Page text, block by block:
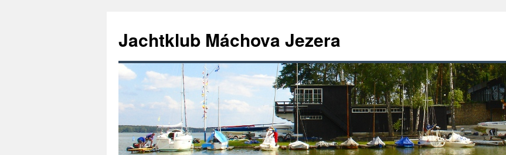
Jachtklub Máchova Jezera